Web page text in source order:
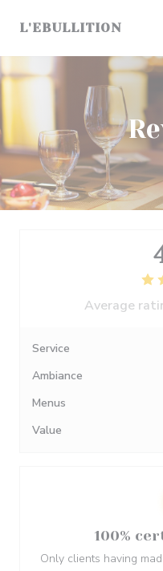
L'EBULLITION
Average
Service
Ambiance
Menus
Value
100%
Only clients having